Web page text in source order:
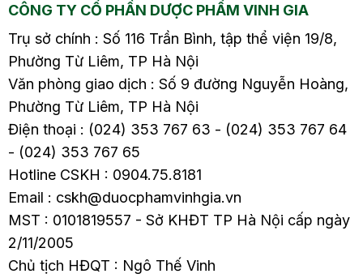
người bệnh. Vậy đâu là
nguyên nhân gây ra
viêm đại tràng sôi
bụng? Cách xử lý như
thế nào? Hãy cùng tìm
hiểu chi tiết trong bài
viết sau.
CÔNG TY CỔ PHẦN DƯỢC PHẨM VINH GIA
Trụ sở chính : Số 116 Trần Bình, tập thể viện 19/8,
Phường Từ Liêm, TP Hà Nội
Văn phòng giao dịch : Số 9 đường Nguyễn Hoàng,
Phường Từ Liêm, TP Hà Nội
Điện thoại : (024) 353 767 63 - (024) 353 767 64
- (024) 353 767 65
Hotline CSKH : 0904.75.8181
Email : cskh@duocphamvinhgia.vn
MST : 0101819557 - Sở KHĐT TP Hà Nội cấp ngày
2/11/2005
Chủ tịch HĐQT : Ngô Thế Vinh